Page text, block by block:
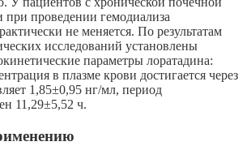
при проведении гемодиализа
не меняется. По результатам
исследований установлены
параметры лоратадина:
в плазме крови достигается через
1,85±0,95 нг/мл, период
11,29±5,52 ч.